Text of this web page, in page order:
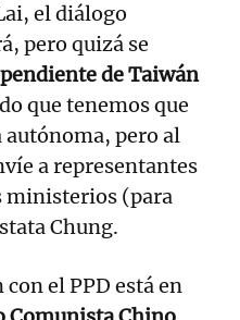
el diálogo
pero quizá se
de Taiwán
que tenemos que
autónoma, pero al
a representantes
ministerios (para
Chung.
el PPD está en